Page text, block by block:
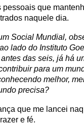
que
naquele dia.
Social Mundial,
lado do Instituto
das seis, já há
para um
melhor,
precisa?
que me lancei
e fé.